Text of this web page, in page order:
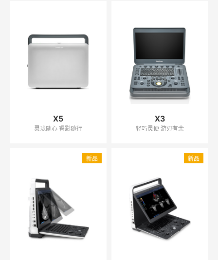
X5
灵珑随心 睿影随行
X3
轻巧灵便 游刃有余
新品 新品